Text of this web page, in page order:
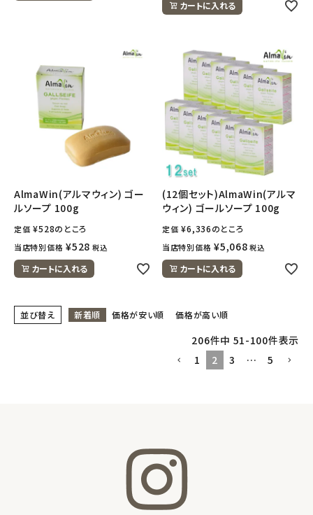
カートに入れる
AlmaWin(アルマウィン) ゴー
ルソープ 100g
定価 ¥528のところ
当店特別価格 ¥528 税込
カートに入れる
(12個セット)AlmaWin(アルマ
ウィン) ゴールソープ 100g
定価 ¥6,336のところ
当店特別価格 ¥5,068 税込
カートに入れる
並び替え 新着順 価格が安い順 価格が高い順
206件中 51-100件表示
1
2 3 … 5